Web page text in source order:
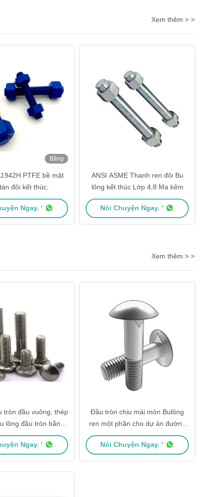
Xem thêm > >
Băng
PTFE bề mặt
đôi kết thúc,
Ngay. '
ANSI ASME Thanh ren đôi Bu
lông kết thúc Lớp 4,8 Mạ kẽm
Nói Chuyện Ngay. '
Xem thêm > >
tròn đầu vuông, thép
lông đầu tròn bằng
không gỉ
Ngay. '
Đầu tròn chịu mài mòn Bulông
ren một phần cho dự án đường
cao tốc / đường sắt
Nói Chuyện Ngay. '